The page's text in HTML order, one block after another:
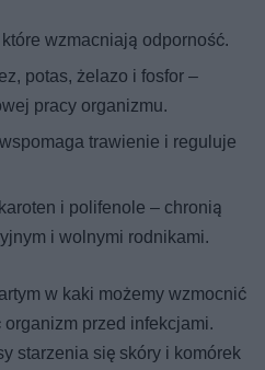
wzmacniają odporność.
potas, żelazo i fosfor –
pracy organizmu.
wspomaga trawienie i reguluje
i polifenole – chronią
i wolnymi rodnikami.
w kaki możemy wzmocnić
przed infekcjami.
starzenia się skóry i komórek